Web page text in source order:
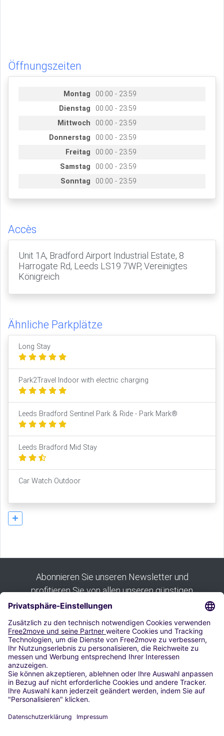
Öffnungszeiten
Montag
00:00 - 23:59
Dienstag
00:00 - 23:59
Mittwoch
00:00 - 23:59
Donnerstag
00:00 - 23:59
Freitag
00:00 - 23:59
Samstag
00:00 - 23:59
Sonntag
00:00 - 23:59
Accès
Unit 1A, Bradford Airport Industrial Estate, 8
Harrogate Rd, Leeds LS19 7WP, Vereinigtes
Königreich
Ähnliche Parkplätze
Long Stay
Park2Travel Indoor with electric charging
Leeds Bradford Sentinel Park & Ride - Park Mark®
Leeds Bradford Mid Stay
Car Watch Outdoor
Abonnieren Sie unseren Newsletter und
profitieren Sie von allen unseren günstigen
Angeboten:
Abonnieren